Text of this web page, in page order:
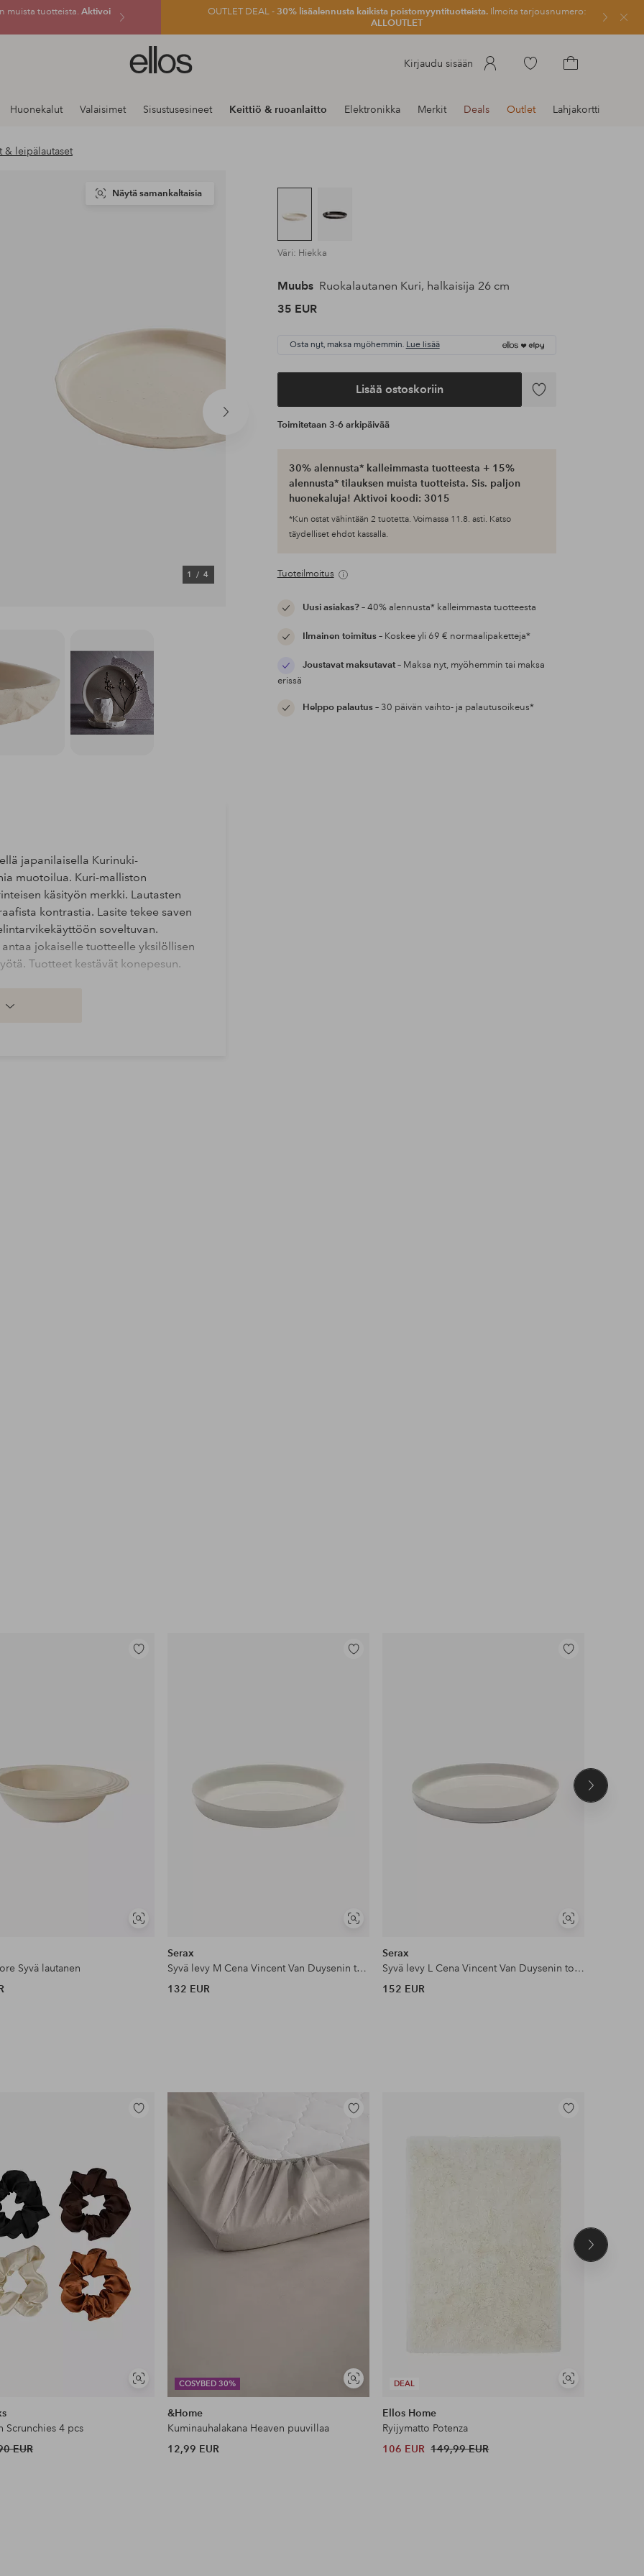
muista tuotteista. Aktivoi
OUTLET DEAL -30% lisäalennusta kaikista poistomyyntituotteista.Ilmoita tarjousnumero:
ALLOUTLET
Sulje
Ellos-
logo
siirry
Kirjaudu sisään
Siirry
Huonekalut Valaisimet Sisustusesineet Keittiö & ruoanlaitto Elektronikka Merkit Deals Outlet Lahjakortti
& leipälautaset
Seuraava
1/ 4
Näytä samankaltaisia
Väri: Hiekka
Muubs Ruokalautanen Kuri, halkaisija 26 cm
35 EUR
Osta nyt, maksa myöhemmin. Lue lisää
Lisää ostoskoriin
Lisää
Toimitetaan 3-6 arkipäivää
30% alennusta* kalleimmasta tuotteesta + 15%
alennusta* tilauksen muista tuotteista. Sis. paljon
huonekaluja! Aktivoi koodi: 3015
*Kun ostat vähintään 2 tuotetta. Voimassa 11.8. asti. Katso
täydelliset ehdot kassalla.
Tuoteilmoitus
Uusi asiakas?– 40% alennusta* kalleimmasta tuotteesta
Ilmainen toimitus– Koskee yli 69 € normaalipaketteja*
Joustavat maksutavat– Maksa nyt, myöhemmin tai maksa
erissä
Helppo palautus– 30 päivän vaihto- ja palautusoikeus*
japanilaisella Kurinuki-
muotoilua. Kuri-malliston
käsityön merkki. Lautasten
kontrastia. Lasite tekee saven
soveltuvan.
jokaiselle tuotteelle yksilöllisen
Tuotteet kestävät konepesun.
Näytä
Lisää
Syvä lautanen
Näytä
Lisää
Serax
Syvä levy M Cena Vincent Van Duysenin toimesta 4-pakkaus
132 EUR
Näytä
Lisää
Serax
Syvä levy L Cena Vincent Van Duysenin toimesta 4-pakkaus
152 EUR
Seuraava
Näytä
samankaltaisia
Lisää
Scrunchies 4 pcs
EUR
COSYBED 30%
Näytä
samankaltaisia
Lisää
&Home
Kuminauhalakana Heaven puuvillaa
12,99 EUR
DEAL
Näytä
Lisää
Ellos Home
Ryijymatto Potenza
106 EUR 149,99 EUR
Seuraava